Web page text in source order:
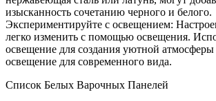
изысканность сочетанию черного и белого.
Экспериментируйте с освещением:
легко изменить с помощью освещения.
освещение для создания уютной
освещение для современного вида.
Список Белых Варочных Панелей